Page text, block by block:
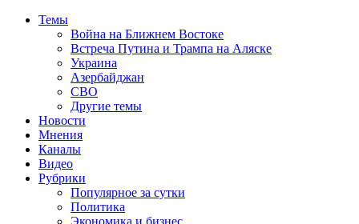
Темы
Война на Ближнем Востоке
Встреча Путина и Трампа на Аляске
Украина
Азербайджан
СВО
Другие темы
Новости
Мнения
Каналы
Видео
Рубрики
Популярное за сутки
Политика
Экономика и бизнес